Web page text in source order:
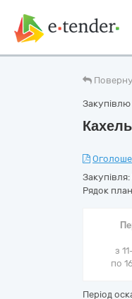
Закупівля:
Рядок
з
по
Період